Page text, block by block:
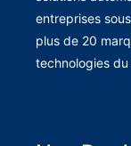
entreprises
plus de 20
technologies du